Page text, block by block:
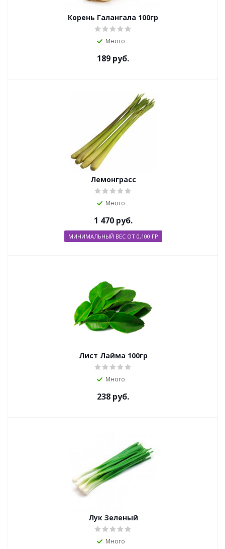
Корень Галангала 100гр
Много
189 руб.
Лемонграсс
Много
1 470руб.
МИНИМАЛЬНЫЙ ВЕС ОТ 0,100 ГР
Лист Лайма 100гр
Много
238 руб.
Лук Зеленый
Много